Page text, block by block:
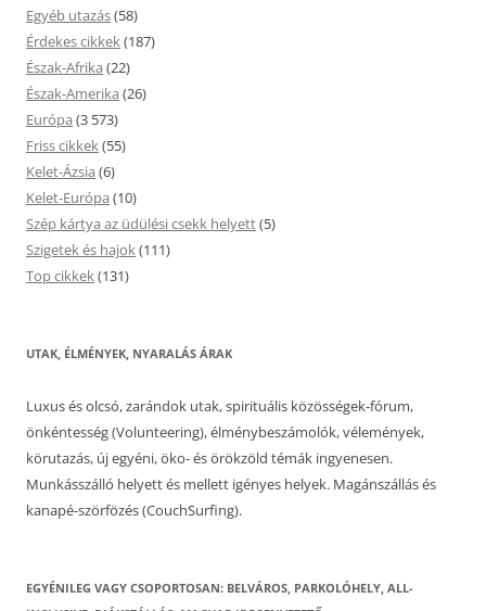
Egyéb utazás(58)
Érdekes cikkek(187)
Észak-Afrika (22)
Észak-Amerika (26)
Európa (3 573)
Friss cikkek(55)
Kelet-Ázsia (6)
Kelet-Európa (10)
Szép kártya az üdülési csekk helyett(5)
Szigetek és hajok(111)
Top cikkek(131)
UTAK, ÉLMÉNYEK, NYARALÁS ÁRAK
Luxus és olcsó, zarándok utak, spirituális közösségek-fórum,
önkéntesség (Volunteering), élménybeszámolók, vélemények,
körutazás, új egyéni, öko- és örökzöld témák ingyenesen.
Munkásszálló helyett és mellett igényes helyek. Magánszállás és
kanapé-szörfözés (CouchSurfing).
EGYÉNILEG VAGY CSOPORTOSAN: BELVÁROS, PARKOLÓHELY, ALL-